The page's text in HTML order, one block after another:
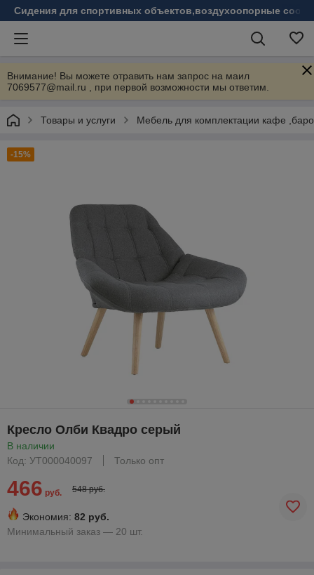
Сидения для спортивных объектов,воздухоопорные
Внимание! Вы можете отравить нам запрос на маил
7069577@mail.ru , при первой возможности мы ответим.
Товары и услуги Мебель для комплектации кафе
-15%
Кресло Олби Квадро серый
В наличии
Код: УТ000040097
Только опт
466 руб. 548 руб.
Экономия: 82 руб.
Минимальный заказ — 20 шт.